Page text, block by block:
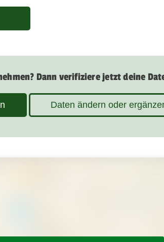
Dann verifiziere jetzt deine
Daten ändern oder